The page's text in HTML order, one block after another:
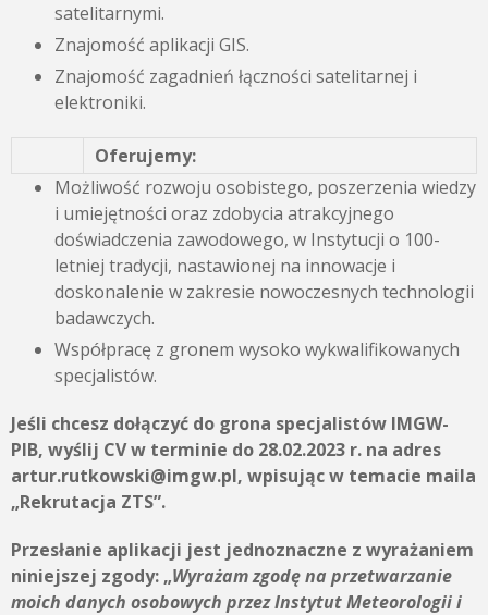
satelitarnymi.
Znajomość aplikacji GIS.
Znajomość zagadnień łączności satelitarnej i
elektroniki.
Oferujemy:
Możliwość rozwoju osobistego, poszerzenia wiedzy
i umiejętności oraz zdobycia atrakcyjnego
doświadczenia zawodowego, w Instytucji o 100-
letniej tradycji, nastawionej na innowacje i
doskonalenie w zakresie nowoczesnych technologii
badawczych.
Współpracę z gronem wysoko wykwalifikowanych
specjalistów.
Jeśli chcesz dołączyć do grona specjalistów IMGW-
PIB, wyślij CV w terminie do 28.02.2023 r. na adres
artur.rutkowski@imgw.pl, wpisując w temacie maila
„Rekrutacja ZTS”.
Przesłanie aplikacji jest jednoznaczne z wyrażaniem
niniejszej zgody: „Wyrażam zgodę na przetwarzanie
moich danych osobowych przezInstytut Meteorologii i